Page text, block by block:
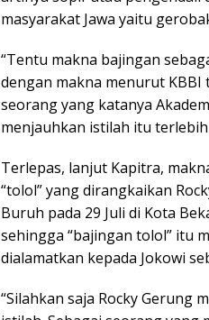
masyarakat Jawa yaitu
“Tentu makna bajingan
dengan makna menurut KBBI
seorang yang katanya
menjauhkan istilah itu
Terlepas, lanjut Kapitra,
“tolol” yang dirangkaikan
Buruh pada 29 Juli di Kota
sehingga “bajingan tolol” itu
dialamatkan kepada Jokowi
“Silahkan saja Rocky Gerung